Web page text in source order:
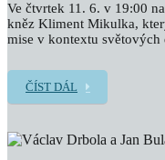
Ve čtvrtek 11. 6. v 19:00
kněz Kliment Mikulka,
mise v kontextu světových
ČÍST DÁL